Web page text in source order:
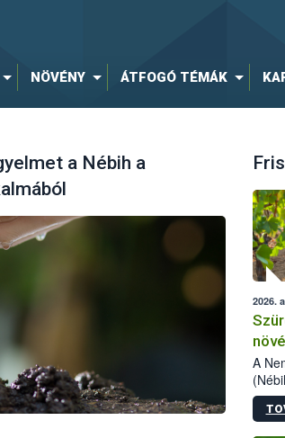
NÖVÉNY ÁTFOGÓ TÉMÁK
a Nébih a
2026.
A